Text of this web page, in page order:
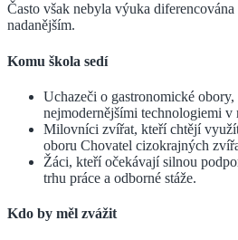
Často však nebyla výuka
nadanějším.
Komu škola sedí
Uchazeči o gastronomické
nejmodernějšími technologiemi v
Milovníci zvířat, kteří chtějí
oboru Chovatel cizokrajných
Žáci, kteří očekávají silnou
trhu práce a odborné stáže.
Kdo by měl zvážit